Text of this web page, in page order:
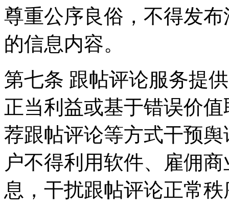
尊重公序良俗，不得发
的信息内容。
第七条 跟帖评论服务提
正当利益或基于错误价
荐跟帖评论等方式干预
户不得利用软件、雇佣
息，干扰跟帖评论正常